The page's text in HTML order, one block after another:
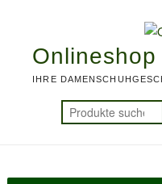
contentOnlineshop
IHRE